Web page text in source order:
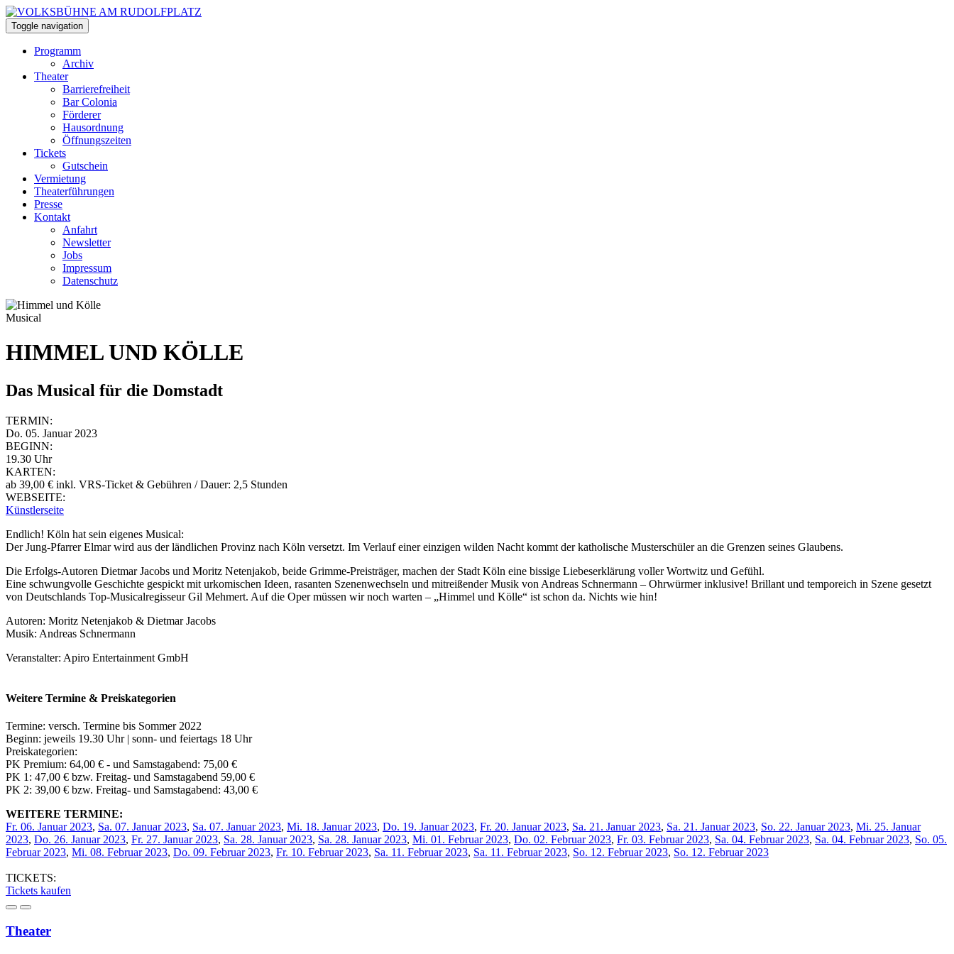
Toggle navigation
Programm
Archiv
Theater
Barrierefreiheit
Bar Colonia
Förderer
Hausordnung
Öffnungszeiten
Tickets
Gutschein
Vermietung
Theaterführungen
Presse
Kontakt
Anfahrt
Newsletter
Jobs
Impressum
Datenschutz
Musical
HIMMEL UND KÖLLE
Das Musical für die Domstadt
TERMIN:
Do. 05. Januar 2023
BEGINN:
19.30 Uhr
KARTEN:
ab 39,00 € inkl. VRS-Ticket & Gebühren / Dauer: 2,5 Stunden
WEBSEITE:
Künstlerseite
Endlich! Köln hat sein eigenes Musical:
Der Jung-Pfarrer Elmar wird aus der ländlichen Provinz nach Köln versetzt. Im Verlauf einer einzigen wilden Nacht kommt der katholische Musterschüler an die Grenzen seines Glaubens.
Die Erfolgs-Autoren Dietmar Jacobs und Moritz Netenjakob, beide Grimme-Preisträger, machen der Stadt Köln eine bissige Liebeserklärung voller Wortwitz und Gefühl.
Eine schwungvolle Geschichte gespickt mit urkomischen Ideen, rasanten Szenenwechseln und mitreißender Musik von Andreas Schnermann – Ohrwürmer inklusive! Brillant und temporeich in Szene gesetzt
von Deutschlands Top-Musicalregisseur Gil Mehmert. Auf die Oper müssen wir noch warten – „Himmel und Kölle“ ist schon da. Nichts wie hin!
Autoren: Moritz Netenjakob & Dietmar Jacobs
Musik: Andreas Schnermann
Veranstalter: Apiro Entertainment GmbH
Weitere Termine & Preiskategorien
Termine: versch. Termine bis Sommer 2022
Beginn: jeweils 19.30 Uhr | sonn- und feiertags 18 Uhr
Preiskategorien:
PK Premium: 64,00 € - und Samstagabend: 75,00 €
PK 1: 47,00 € bzw. Freitag- und Samstagabend 59,00 €
PK 2: 39,00 € bzw. Freitag- und Samstagabend: 43,00 €
WEITERE TERMINE:
Fr. 06. Januar 2023, Sa. 07. Januar 2023, Sa. 07. Januar 2023, Mi. 18. Januar 2023, Do. 19. Januar 2023, Fr. 20. Januar 2023, Sa. 21. Januar 2023, Sa. 21. Januar 2023, So. 22. Januar 2023, Mi. 25. Januar
2023, Do. 26. Januar 2023, Fr. 27. Januar 2023, Sa. 28. Januar 2023, Sa. 28. Januar 2023, Mi. 01. Februar 2023, Do. 02. Februar 2023, Fr. 03. Februar 2023, Sa. 04. Februar 2023, Sa. 04. Februar 2023, So. 05.
Februar 2023, Mi. 08. Februar 2023, Do. 09. Februar 2023, Fr. 10. Februar 2023, Sa. 11. Februar 2023, Sa. 11. Februar 2023, So. 12. Februar 2023, So. 12. Februar 2023
TICKETS:
Tickets kaufen
Theater